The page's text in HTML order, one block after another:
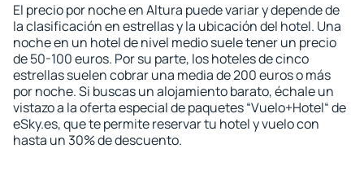
El precio por noche en Altura puede variar y depende de
la clasificación en estrellas y la ubicación del hotel. Una
noche en un hotel de nivel medio suele tener un precio
de 50-100 euros. Por su parte, los hoteles de cinco
estrellas suelen cobrar una media de 200 euros o más
por noche. Si buscas un alojamiento barato, échale un
vistazo a la oferta especial de paquetes “Vuelo+Hotel“ de
eSky.es, que te permite reservar tu hotel y vuelo con
hasta un 30% de descuento.